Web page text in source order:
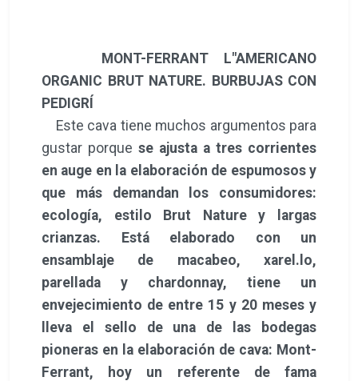
MONT-FERRANT L"AMERICANO
ORGANIC BRUT NATURE. BURBUJAS CON
PEDIGRÍ
Este cava tiene muchos argumentos para
gustar porque se ajusta a tres corrientes
en auge en la elaboración de espumosos y
que más demandan los consumidores:
ecología, estilo Brut Nature y largas
crianzas. Está elaborado con un
ensamblaje de macabeo, xarel.lo,
parellada y chardonnay, tiene un
envejecimiento de entre 15 y 20 meses y
lleva el sello de una de las bodegas
pioneras en la elaboración de cava: Mont-
Ferrant, hoy un referente de fama